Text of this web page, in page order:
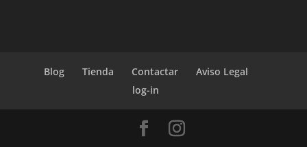
Blog Tienda Contactar
Aviso Legal
log-in